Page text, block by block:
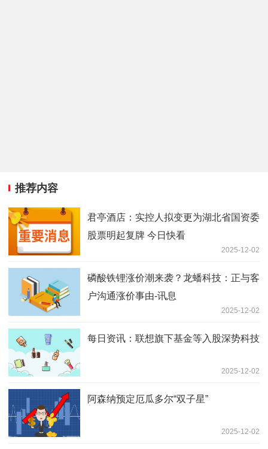
推荐内容
君亭酒店：实控人拟变更为湖北省国资委
股票明起复牌 今日快看
2025-12-02
磷酸铁锂涨价潮来袭？龙蟠科技：正与客
户沟通涨价事由-讯息
2025-12-02
每日资讯：联想旗下基金等入股深势科技
2025-12-02
阿森纳预定厄瓜多尔“双子星”
2025-12-02